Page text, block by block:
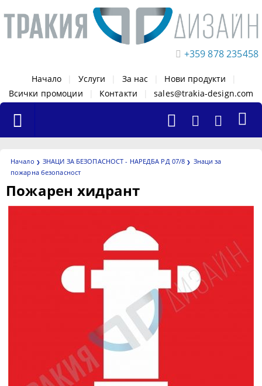
+359 878 235458
Начало Услуги За нас Нови продукти
Всички промоции
Контакти sales@trakia-design.com
Начало ЗНАЦИ ЗА БЕЗОПАСНОСТ - НАРЕДБА РД 07/8
Знаци за
пожарна безопасност
Пожарен хидрант